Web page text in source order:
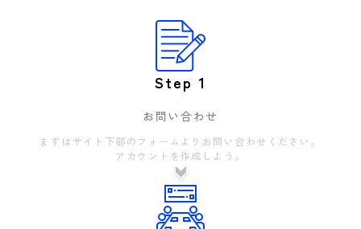
Step 1
お問い合わせ
まずはサイト下部のフォームよりお問い合わせください。
アカウントを作成しよう。